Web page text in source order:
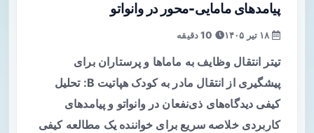
پیامدهای مامایی-محور در وانواتو
تیتر انتقال وظایف به ماماها و پرستاران برای
پیشگیری از انتقال مادر به کودک هپاتیت B: تحلیل
کیفی دیدگاه‌های ذی‌نفعان در وانواتو و پیامدهای
کاربردی خلاصه سریع برای خواننده یک مطالعه کیفی